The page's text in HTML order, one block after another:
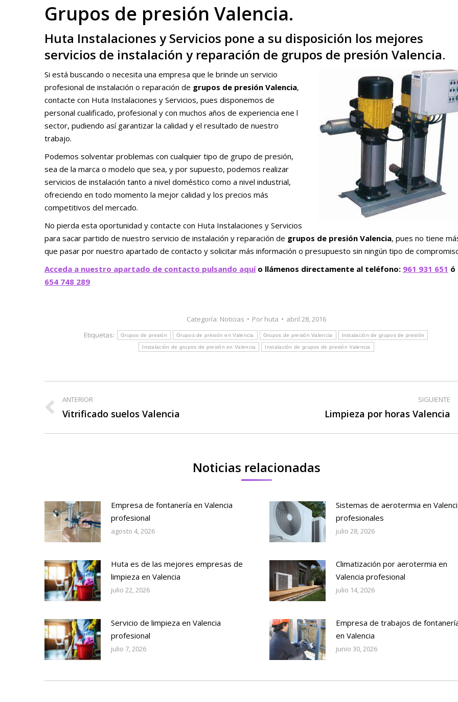
Grupos de presión Valencia.
Huta Instalaciones y Servicios pone a su disposición los mejores
servicios de instalación y reparación de grupos de presión Valencia.
Si está buscando o necesita una empresa que le brinde un servicio
profesional de instalación o reparación de grupos de presión Valencia,
contacte con Huta Instalaciones y Servicios, pues disponemos de
personal cualificado, profesional y con muchos años de experiencia ene l
sector, pudiendo así garantizar la calidad y el resultado de nuestro
trabajo.
Podemos solventar problemas con cualquier tipo de grupo de presión,
sea de la marca o modelo que sea, y por supuesto, podemos realizar
servicios de instalación tanto a nivel doméstico como a nivel industrial,
ofreciendo en todo momento la mejor calidad y los precios más
competitivos del mercado.
No pierda esta oportunidad y contacte con Huta Instalaciones y Servicios
para sacar partido de nuestro servicio de instalación y reparación de grupos de presión Valencia, pues no tiene
que pasar por nuestro apartado de contacto y solicitar más información o presupuesto sin ningún tipo de
Acceda a nuestro apartado de contacto pulsando aquío llámenos directamente al teléfono: 961 931 651 ó
654 748 289
Categoría: Noticias Por huta
abril 28, 2016
Etiquetas:
Grupos de presión Grupos de presión en Valencia Grupos de presión Valencia Instalación de grupos de presión
Instalación de grupos de presión en Valencia Instalación de grupos de presión Valencia
Navegación
entre
publicaciones
ANTERIOR
Publicación
Vitrificado suelos Valencia
SIGUIENTE
Limpieza por horas Valencia
Noticias relacionadas
Empresa de fontanería en Valencia
profesional
agosto 4, 2026
Sistemas de aerotermia en
profesionales
julio 28, 2026
Huta es de las mejores empresas de
limpieza en Valencia
julio 22, 2026
Climatización por aerotermia en
Valencia profesional
julio 14, 2026
Servicio de limpieza en Valencia
profesional
julio 7, 2026
Empresa de trabajos de
en Valencia
junio 30, 2026